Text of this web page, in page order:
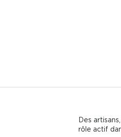
Des
rôle actif